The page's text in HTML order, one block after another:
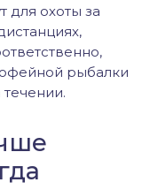
для охоты за
рыбалки